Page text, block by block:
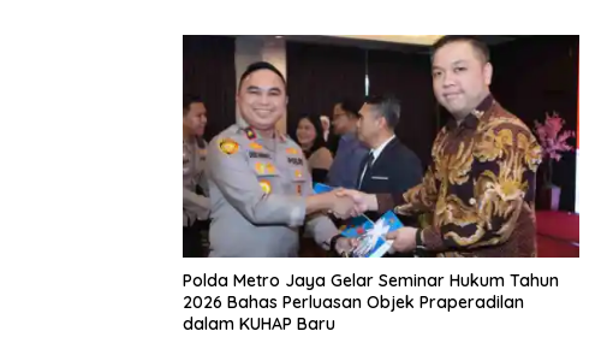
Polda Metro Jaya Gelar Seminar Hukum Tahun
2026 Bahas Perluasan Objek Praperadilan
dalam KUHAP Baru